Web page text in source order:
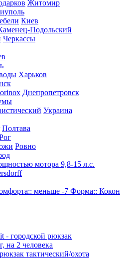
Житомир
Киев
Подольский
Черкассы
Харьков
Днепропетровск
Украина
Полтава
Ровно
мотора 9,8-15 л.с.
меньше -7 Форма:: Кокон
- городской рюкзак
на 2 человека
тактический/охота